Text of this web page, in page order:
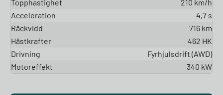
Topphastighet
210 km/h
Acceleration
4,7 s
Räckvidd
716 km
Hästkrafter
462 HK
Drivning
Fyrhjulsdrift (AWD)
Motoreffekt
340 kW